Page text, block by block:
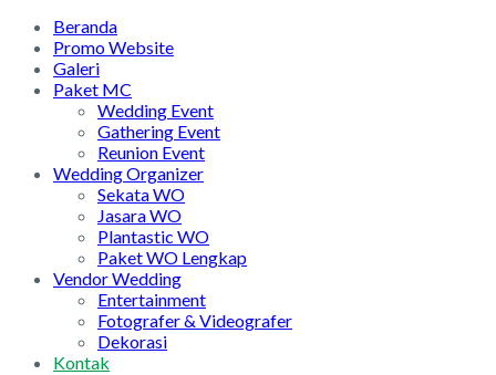
Beranda
Promo Website
Galeri
Paket MC
Wedding Event
Gathering Event
Reunion Event
Wedding Organizer
Sekata WO
Jasara WO
Plantastic WO
Paket WO Lengkap
Vendor Wedding
Entertainment
Fotografer & Videografer
Dekorasi
Kontak